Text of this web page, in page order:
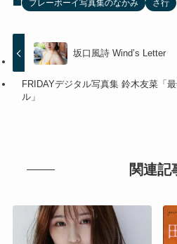
プレーボーイ写真集のなかみ さ行
坂口風詩 Wind’s Letter
FRIDAYデジタル写真集 鈴木友菜「
ル」
関連記